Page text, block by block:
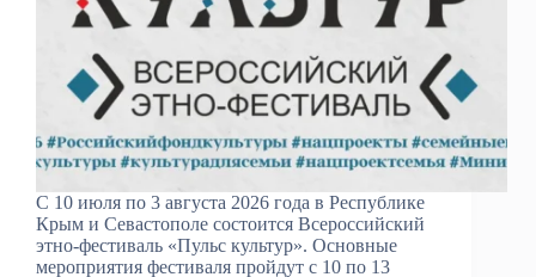
С 10 июля по 3 августа 2026 года в Республике
Крым и Севастополе состоится Всероссийский
этно-фестиваль «Пульс культур». Основные
мероприятия фестиваля пройдут с 10 по 13